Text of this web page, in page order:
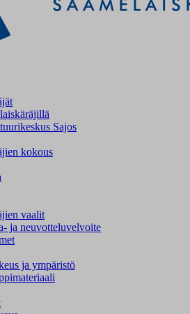
Sajos
kokous
vaalit
ja neuvotteluvelvoite
ja ympäristö